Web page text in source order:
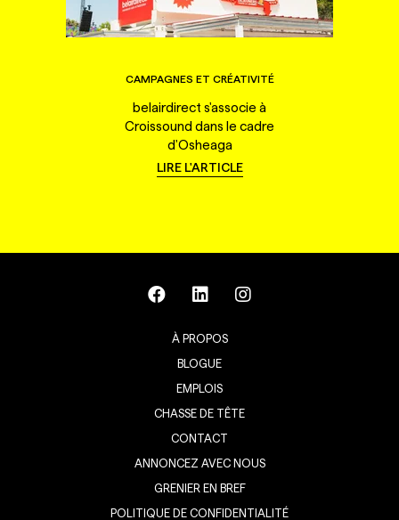
CAMPAGNES ET CRÉATIVITÉ
belairdirect s'associe à
Croissound dans le cadre
d'Osheaga
LIRE L'ARTICLE
À PROPOS
BLOGUE
EMPLOIS
CHASSE DE TÊTE
CONTACT
ANNONCEZ AVEC NOUS
GRENIER EN BREF
POLITIQUE DE CONFIDENTIALITÉ